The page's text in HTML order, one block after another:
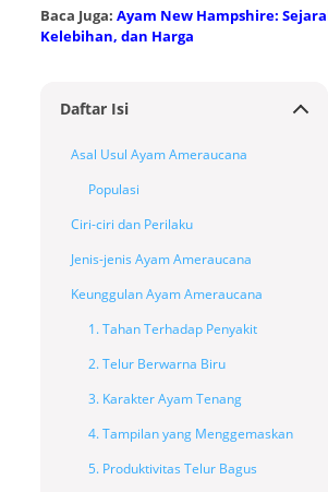
Baca Juga: Ayam New Hampshire:
Kelebihan, dan Harga
Daftar Isi
Asal Usul Ayam Ameraucana
Populasi
Ciri-ciri dan Perilaku
Jenis-jenis Ayam Ameraucana
Keunggulan Ayam Ameraucana
1. Tahan Terhadap Penyakit
2. Telur Berwarna Biru
3. Karakter Ayam Tenang
4. Tampilan yang Menggemaskan
5. Produktivitas Telur Bagus